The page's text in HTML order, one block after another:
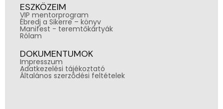
ESZKÖZEIM
VIP mentorprogram
Ébredj a Sikerre – könyv
Manifest - teremtőkártyák
Rólam
DOKUMENTUMOK
Impresszum
Adatkezelési tájékoztató
Általános szerződési feltételek